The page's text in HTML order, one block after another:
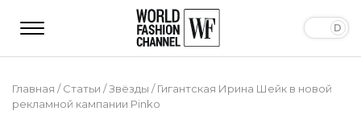
Главная /Статьи /Звёзды /Гигантская Ирина Шейк в новой
рекламной кампании Pinko